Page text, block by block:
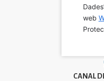
web
CANAL